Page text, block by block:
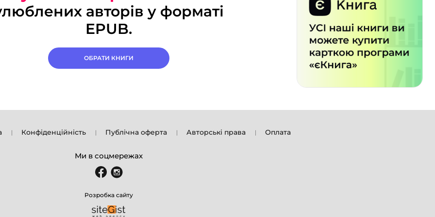
авторів у форматі
EPUB.
ОБРАТИ КНИГИ
Конфіденційність Публічна оферта Авторські права Оплата
Ми в соцмережах
Розробка сайту